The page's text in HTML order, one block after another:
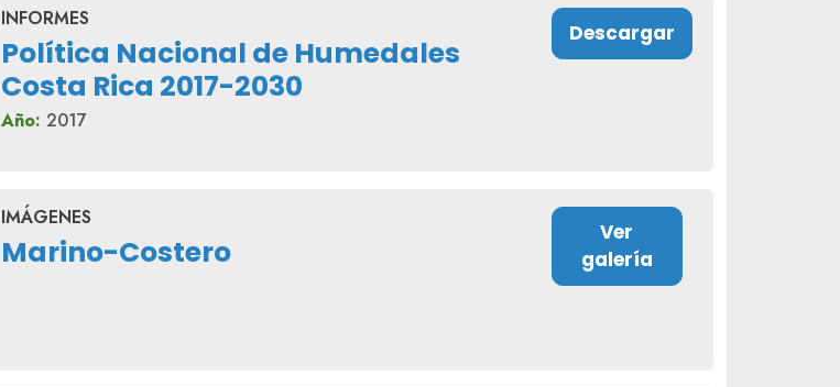
INFORMES
Política Nacional de Humedales
Costa Rica 2017-2030
Año: 2017
Descargar
IMÁGENES
Marino-Costero
Ver
galería